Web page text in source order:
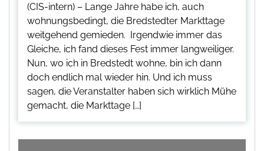
(CIS-intern) – Lange Jahre habe ich, auch
wohnungsbedingt, die Bredstedter Markttage
weitgehend gemieden. Irgendwie immer das
Gleiche, ich fand dieses Fest immer langweiliger.
Nun, wo ich in Bredstedt wohne, bin ich dann
doch endlich mal wieder hin. Und ich muss
sagen, die Veranstalter haben sich wirklich Mühe
gemacht, die Markttage […]